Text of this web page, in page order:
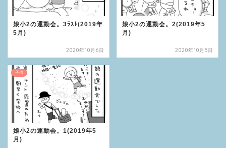
娘小2の運動会。3ﾗｽﾄ(2019年
5月)
2020年10月6日
娘小2の運動会。2(2019年5
月)
2020年10月5日
子供
娘小2の運動会。1(2019年5
月)